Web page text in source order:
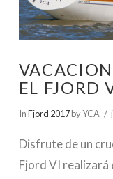
EL FJORD
InFjord 2017by YCA
Disfrute de un
Fjord VI realizará